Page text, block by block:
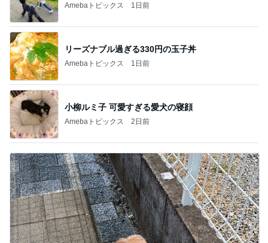
Amebaトピックス 1日前
リーズナブル過ぎる330円の玉子丼
Amebaトピックス 1日前
小柳ルミ子 可愛すぎる愛犬の寝顔
Amebaトピックス 2日前